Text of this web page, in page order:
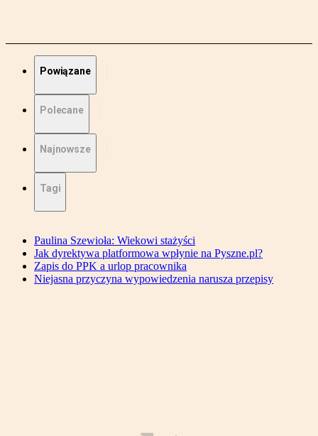
Powiązane
Polecane
Najnowsze
Tagi
Paulina Szewioła: Wiekowi stażyści
Jak dyrektywa platformowa wpłynie na Pyszne.pl?
Zapis do PPK a urlop pracownika
Niejasna przyczyna wypowiedzenia narusza przepisy